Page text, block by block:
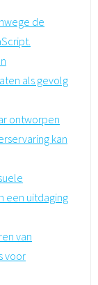
de
als gevolg
ontworpen
kan
een uitdaging
van
voor